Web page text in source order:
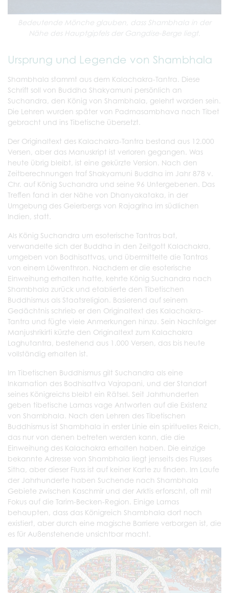
Bedeutende Mönche glauben, dass Shambhala in der
Nähe des Hauptgipfels der Gangdise-Berge liegt.
Ursprung und Legende von Shambhala
Shambhala stammt aus dem Kalachakra-Tantra. Diese
Schrift soll von Buddha Shakyamuni persönlich an
Suchandra, den König von Shambhala, gelehrt worden sein.
Die Lehren wurden später von Padmasambhava nach Tibet
gebracht und ins Tibetische übersetzt.
Der Originaltext des Kalachakra-Tantra bestand aus 12.000
Versen, aber das Manuskript ist verloren gegangen. Was
heute übrig bleibt, ist eine gekürzte Version. Nach den
Zeitberechnungen traf Shakyamuni Buddha im Jahr 878 v.
Chr. auf König Suchandra und seine 96 Untergebenen. Das
Treffen fand in der Nähe von Dhanyakataka, in der
Umgebung des Geierbergs von Rajagriha im südlichen
Indien, statt.
Als König Suchandra um esoterische Tantras bat,
verwandelte sich der Buddha in den Zeitgott Kalachakra,
umgeben von Bodhisattvas, und übermittelte die Tantras
von einem Löwenthron. Nachdem er die esoterische
Einweihung erhalten hatte, kehrte König Suchandra nach
Shambhala zurück und etablierte den Tibetischen
Buddhismus als Staatsreligion. Basierend auf seinem
Gedächtnis schrieb er den Originaltext des Kalachakra-
Tantra und fügte viele Anmerkungen hinzu. Sein Nachfolger
Manjushrikirti kürzte den Originaltext zum Kalachakra
Laghutantra, bestehend aus 1.000 Versen, das bis heute
vollständig erhalten ist.
Im Tibetischen Buddhismus gilt Suchandra als eine
Inkarnation des Bodhisattva Vajrapani, und der Standort
seines Königreichs bleibt ein Rätsel. Seit Jahrhunderten
geben tibetische Lamas vage Antworten auf die Existenz
von Shambhala. Nach den Lehren des Tibetischen
Buddhismus ist Shambhala in erster Linie ein spirituelles Reich,
das nur von denen betreten werden kann, die die
Einweihung des Kalachakra erhalten haben. Die einzige
bekannte Adresse von Shambhala liegt jenseits des Flusses
Sitha, aber dieser Fluss ist auf keiner Karte zu finden. Im Laufe
der Jahrhunderte haben Suchende nach Shambhala
Gebiete zwischen Kaschmir und der Arktis erforscht, oft mit
Fokus auf die Tarim-Becken-Region. Einige Lamas
behaupten, dass das Königreich Shambhala dort noch
existiert, aber durch eine magische Barriere verborgen ist, die
es für Außenstehende unsichtbar macht.